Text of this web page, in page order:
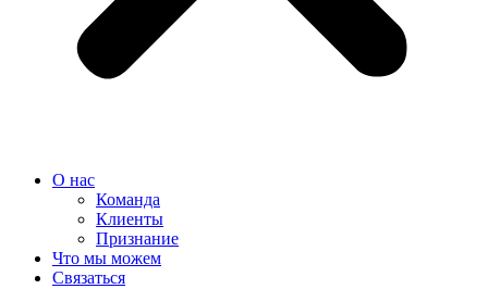
О нас
Команда
Клиенты
Признание
Что мы можем
Связаться